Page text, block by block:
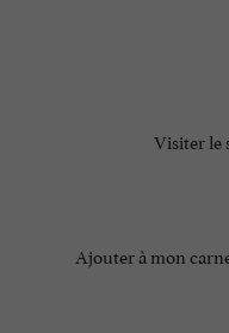
Visiter le
Ajouter à mon